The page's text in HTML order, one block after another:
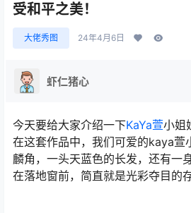
受和平之美！
大佬秀图 24年4月6日
虾仁猪心
今天要给大家介绍一下KaYa萱小姐
在这套作品中，我们可爱的kaya萱
麟角，一头天蓝色的长发，还有一
在落地窗前，简直就是光彩夺目的存